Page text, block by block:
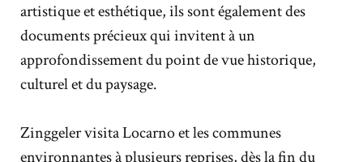
artistique et esthétique, ils sont également des
documents précieux qui invitent à un
approfondissement du point de vue historique,
culturel et du paysage.
Zinggeler visita Locarno et les communes
environnantes à plusieurs reprises, dès la fin du